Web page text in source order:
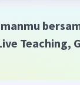
Teaching,